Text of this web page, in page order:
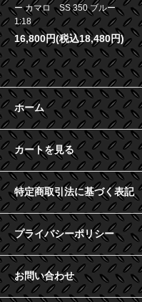
ー カマロ SS 350 ブルー
1:18
16,800円(税込18,480円)
ホーム
カートを見る
特定商取引法に基づく表記
プライバシーポリシー
お問い合わせ